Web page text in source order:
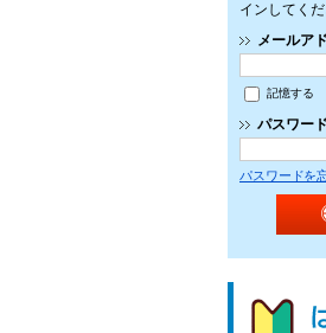
インしてくだ
メールア
記憶する
パスワード
パスワードを